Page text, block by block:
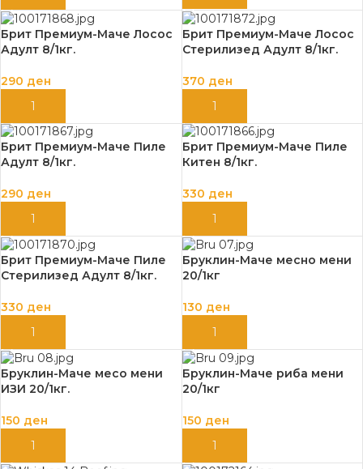
Брит Премиум-Маче Лосос
Адулт 8/1кг.
290 ден
ДОДАЈ ВО КОШНИЦА
Брит Премиум-Маче Лосос
Стерилизед Адулт 8/1кг.
370 ден
ДОДАЈ ВО КОШНИЦА
Брит Премиум-Маче Пиле
Адулт 8/1кг.
290 ден
ДОДАЈ ВО КОШНИЦА
Брит Премиум-Маче Пиле
Китен 8/1кг.
330 ден
ДОДАЈ ВО КОШНИЦА
Брит Премиум-Маче Пиле
Стерилизед Адулт 8/1кг.
330 ден
ДОДАЈ ВО КОШНИЦА
Бруклин-Маче месно мени
20/1кг
130 ден
ДОДАЈ ВО КОШНИЦА
Бруклин-Маче месо мени
ИЗИ 20/1кг.
150 ден
ДОДАЈ ВО КОШНИЦА
Бруклин-Маче риба мени
20/1кг
150 ден
ДОДАЈ ВО КОШНИЦА